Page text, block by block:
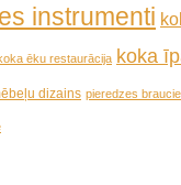
instrumenti
ēku restaurācija koka
dizains pieredzes